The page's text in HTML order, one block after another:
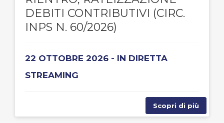
DEBITI CONTRIBUTIVI (CIRC.
INPS N. 60/2026)
22 OTTOBRE 2026 - IN DIRETTA
STREAMING
Scopri di più